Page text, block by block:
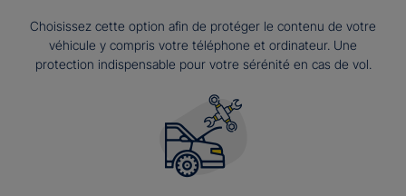
Choisissez cette option afin de protéger le contenu de votre
véhicule y compris votre téléphone et ordinateur. Une
protection indispensable pour votre sérénité en cas de vol.